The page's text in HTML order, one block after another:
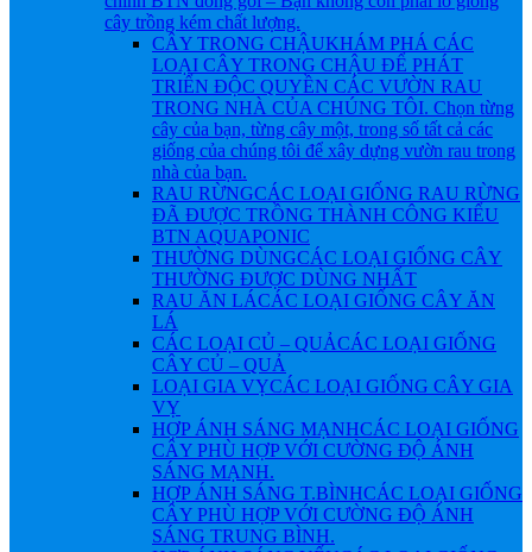
cây trồng kém chất lượng.
CÂY TRONG CHẬUKHÁM PHÁ CÁC
LOẠI CÂY TRONG CHẬU ĐỂ PHÁT
TRIỂN ĐỘC QUYỀN CÁC VƯỜN RAU
TRONG NHÀ CỦA CHÚNG TÔI. Chọn từng
cây của bạn, từng cây một, trong số tất cả các
giống của chúng tôi để xây dựng vườn rau trong
nhà của bạn.
RAU RỪNGCÁC LOẠI GIỐNG RAU RỪNG
ĐÃ ĐƯỢC TRỒNG THÀNH CÔNG KIỂU
BTN AQUAPONIC
THƯỜNG DÙNGCÁC LOẠI GIỐNG CÂY
THƯỜNG ĐƯỢC DÙNG NHẤT
RAU ĂN LÁCÁC LOẠI GIỐNG CÂY ĂN
LÁ
CÁC LOẠI CỦ – QUẢCÁC LOẠI GIỐNG
CÂY CỦ – QUẢ
LOẠI GIA VỴCÁC LOẠI GIỐNG CÂY GIA
VỴ
HỢP ÁNH SÁNG MẠNHCÁC LOẠI GIỐNG
CÂY PHÙ HỢP VỚI CƯỜNG ĐỘ ÁNH
SÁNG MẠNH.
HỢP ÁNH SÁNG T.BÌNHCÁC LOẠI GIỐNG
CÂY PHÙ HỢP VỚI CƯỜNG ĐỘ ÁNH
SÁNG TRUNG BÌNH.